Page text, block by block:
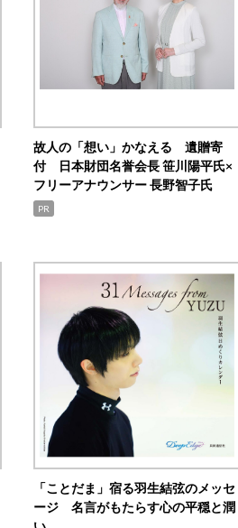
故人の「想い」かなえる 遺贈寄
付 日本財団名誉会長 笹川陽平氏×
フリーアナウンサー 長野智子氏
PR
「ことだま」宿る羽生結弦のメッセ
ージ 名言がもたらす心の平穏と潤